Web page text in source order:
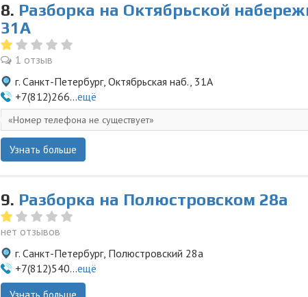
8. Разборка на Октябрьской
31А
1 отзыв
г. Санкт-Петербург, Октябрьская наб., 31А
+7(812)266...ещё
Номер телефона не существует
Узнать больше
9. Разборка на Полюстровском 28а
нет отзывов
г. Санкт-Петербург, Полюстровский 28а
+7(812)540...ещё